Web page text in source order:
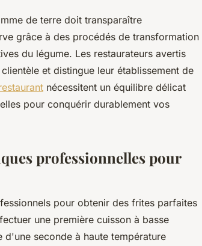
de terre doit transparaître
grâce à des procédés de transformation
du légume. Les restaurateurs avertis
et distingue leur établissement de
nécessitent un équilibre délicat
pour conquérir durablement vos
professionnelles pour
pour obtenir des frites parfaites
une première cuisson à basse
seconde à haute température